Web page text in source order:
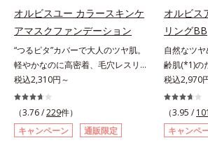
による*6 キメの乱れによる＜使用
量目安＞適量＜使用ステップ＞オル
ビス ザ クレンジング オイル ⇒
洗顔料 ⇒ 化粧水 ⇒ 保湿液
※W洗顔が必要です＜使用方法＞1.
適量（2プッシュ程度）をとり、手
のひら全体にさっと広げます。2.肌
の上で軽くらせんを描くように、メ
イクとよくなじませます。※落ちに
い情報は
い。・
良くする仕上がり向上粉体
ようなサ
男性の悩
の両方に応
自社比較
ー配合＝
けによるシ
るテカリ防止
オルビスユー カラースキンケ
アマスクファンデーション
“つるピタ”カバーで大人のツヤ肌。
軽やかなのに高密着、毛穴レスリキ
ッドファンデ。みずみずしく、とけ
込むように密着カバー毛穴レスでな
めらかな質感美へ導く、リキッドフ
ァンデーション「カバーはしたいけ
ど厚塗り感はイヤ」「素肌がもとも
税込2,310円～
（3.76 /229件）
キャンペーン
通販限定
オルビス
リングBB
自然なツ
齢肌(*1)の
齢肌(*1)の
ームです。
とばし、
バー。さら
ーが均一に
税込2,970
（3.95 / 101
キャンペ